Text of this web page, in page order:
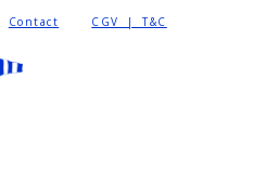
Contact CGV | T&C